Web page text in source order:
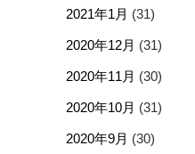
2021年1月 (31)
2020年12月 (31)
2020年11月 (30)
2020年10月 (31)
2020年9月 (30)